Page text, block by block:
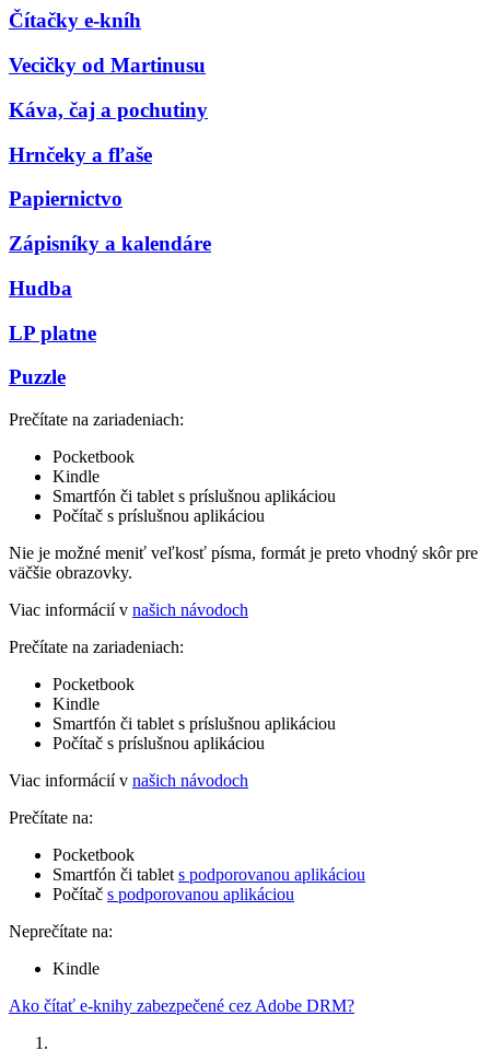
Čítačky e-kníh
Vecičky od Martinusu
Káva, čaj a pochutiny
Hrnčeky a fľaše
Papiernictvo
Zápisníky a kalendáre
Hudba
LP platne
Puzzle
Prečítate na zariadeniach:
Pocketbook
Kindle
Smartfón či tablet s príslušnou aplikáciou
Počítač s príslušnou aplikáciou
Nie je možné meniť veľkosť písma, formát je preto vhodný skôr pre
väčšie obrazovky.
Viac informácií v našich návodoch
Prečítate na zariadeniach:
Pocketbook
Kindle
Smartfón či tablet s príslušnou aplikáciou
Počítač s príslušnou aplikáciou
Viac informácií v našich návodoch
Prečítate na:
Pocketbook
Smartfón či tablet s podporovanou aplikáciou
Počítač s podporovanou aplikáciou
Neprečítate na:
Kindle
Ako čítať e-knihy zabezpečené cez Adobe DRM?